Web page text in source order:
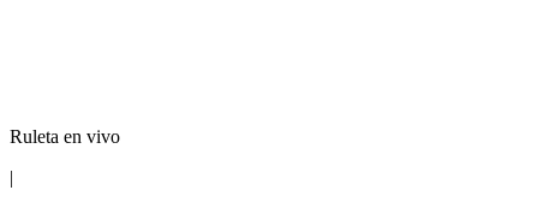
Ruleta en vivo
|